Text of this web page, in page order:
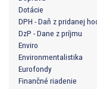
Dotácie
DPH - Daň z pridanej
DzP - Dane z príjmu
Enviro
Environmentalistika
Eurofondy
Finančné riadenie